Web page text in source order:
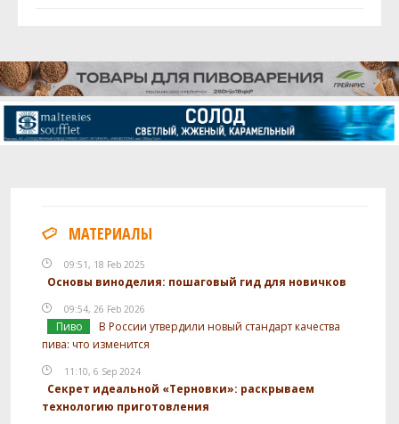
МАТЕРИАЛЫ
09:51, 18 Feb 2025
Основы виноделия: пошаговый гид для новичков
09:54, 26 Feb 2026
Пиво
В России утвердили новый стандарт качества
пива: что изменится
11:10, 6 Sep 2024
Секрет идеальной «Терновки»: раскрываем
технологию приготовления